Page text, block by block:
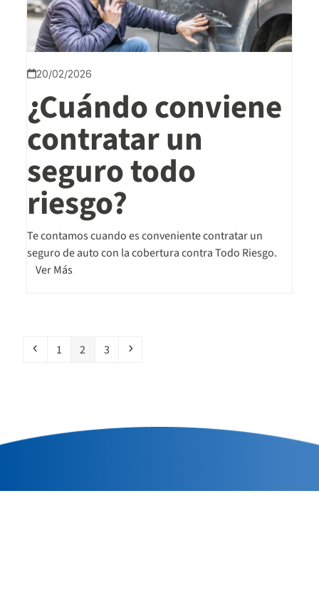
20/02/2026
¿Cuándo conviene
contratar un
seguro todo
riesgo?
Te contamos cuando es conveniente contratar un
seguro de auto con la cobertura contra Todo Riesgo.
Ver Más
1 2 3